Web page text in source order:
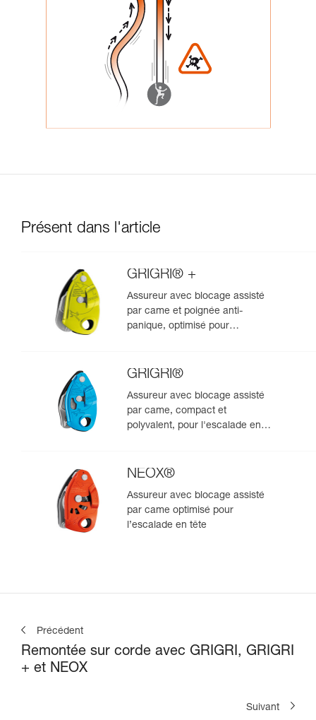
Présent dans l'article
GRIGRI® +
Assureur avec blocage assisté
par came et poignée anti-
panique, optimisé pour
GRIGRI®
Assureur avec blocage assisté
par came, compact et
polyvalent, pour l'escalade en
NEOX®
Assureur avec blocage assisté
par came optimisé pour
l’escalade en tête
Précédent
Remontée sur corde avec GRIGRI, GRIGRI
+ et NEOX
Suivant